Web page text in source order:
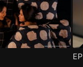
EP